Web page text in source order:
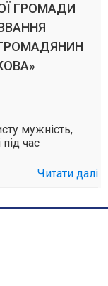
ГРОМАДИ
мужність,
час
Читати далі